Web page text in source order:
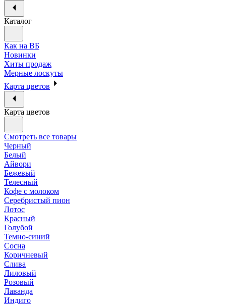
Каталог
Как на ВБ
Новинки
Хиты продаж
Мерные лоскуты
Карта цветов
Карта цветов
Смотреть все товары
Черный
Белый
Айвори
Бежевый
Телесный
Кофе с молоком
Серебристый пион
Лотос
Красный
Голубой
Темно-синий
Сосна
Коричневый
Слива
Лиловый
Розовый
Лаванда
Индиго